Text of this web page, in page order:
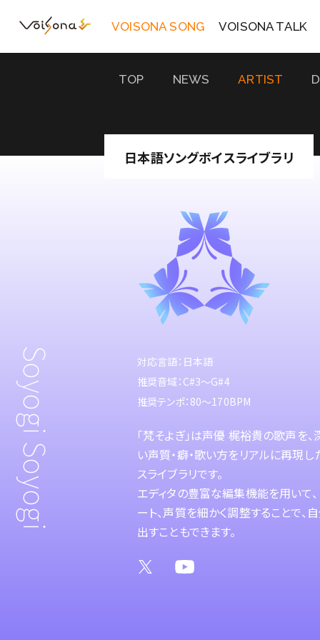
VOISONA SONG VOISONA TALK
TOP NEWS ARTIST
Soyogi Soyogi
日本語ソングボイスライブラリ
対応言語：日本語
推奨音域：C#3～G#4
推奨テンポ：80～170BPM
「梵そよぎ」は声優 梶裕貴の歌声を
い声質・癖・歌い方をリアルに再現
スライブラリです。
エディタの豊富な編集機能を用いて、
ート、声質を細かく調整することで、
出すこともできます。